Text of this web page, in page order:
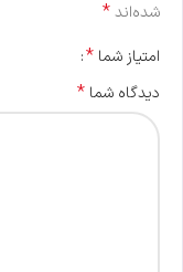
شده‌اند*
امتیاز شما *
دیدگاه شما *